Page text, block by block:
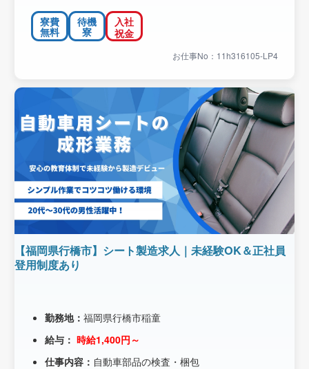
寮費
無料
待機
寮
入社
祝金
お仕事No：11h316105-LP4
【福岡県行橋市】シート製造求人｜未経験OK＆正社員
登用制度あり
勤務地： 福岡県行橋市稲童
給与： 時給1,400円～
仕事内容： 自動車部品の検査・梱包